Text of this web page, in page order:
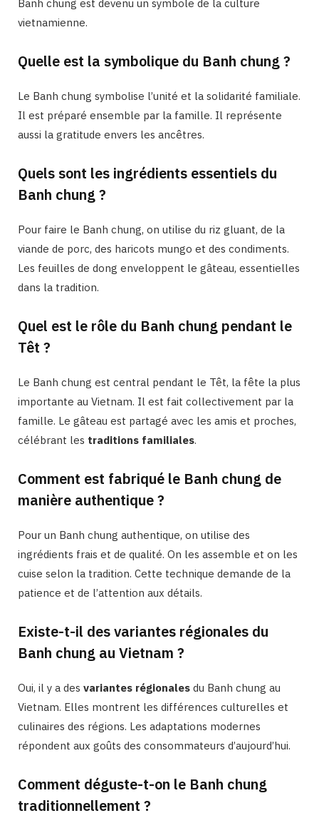
Banh chung est devenu un symbole de la culture
vietnamienne.
Quelle est la symbolique du Banh chung ?
Le Banh chung symbolise l’unité et la solidarité familiale.
Il est préparé ensemble par la famille. Il représente
aussi la gratitude envers les ancêtres.
Quels sont les ingrédients essentiels du
Banh chung ?
Pour faire le Banh chung, on utilise du riz gluant, de la
viande de porc, des haricots mungo et des condiments.
Les feuilles de dong enveloppent le gâteau, essentielles
dans la tradition.
Quel est le rôle du Banh chung pendant le
Têt ?
Le Banh chung est central pendant le Têt, la fête la plus
importante au Vietnam. Il est fait collectivement par la
famille. Le gâteau est partagé avec les amis et proches,
célébrant les traditions familiales.
Comment est fabriqué le Banh chung de
manière authentique ?
Pour un Banh chung authentique, on utilise des
ingrédients frais et de qualité. On les assemble et on les
cuise selon la tradition. Cette technique demande de la
patience et de l’attention aux détails.
Existe-t-il des variantes régionales du
Banh chung au Vietnam ?
Oui, il y a des variantes régionales du Banh chung au
Vietnam. Elles montrent les différences culturelles et
culinaires des régions. Les adaptations modernes
répondent aux goûts des consommateurs d’aujourd’hui.
Comment déguste-t-on le Banh chung
traditionnellement ?